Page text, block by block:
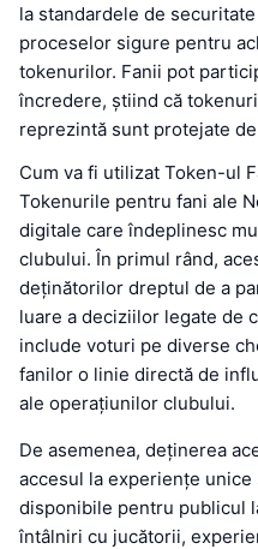
la standardele de
proceselor sigure pentru
tokenurilor. Fanii pot
încredere, știind că
reprezintă sunt protejate
Cum va fi utilizat Token-ul
Tokenurile pentru fani ale
digitale care îndeplinesc
clubului. În primul rând,
deținătorilor dreptul de a
luare a deciziilor legate de
include voturi pe diverse
fanilor o linie directă de
ale operațiunilor clubului.
De asemenea, deținerea
accesul la experiențe
disponibile pentru publicul
întâlniri cu jucătorii,